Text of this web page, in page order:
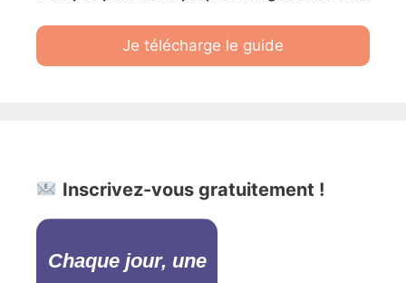
Je télécharge le guide
Inscrivez-vous gratuitement !
Chaque jour, une